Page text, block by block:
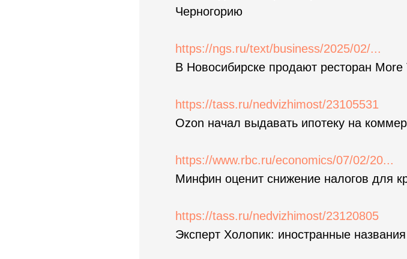
Черногорию
https://ngs.ru/text/business/2025/02/...
В Новосибирске продают ресторан
https://tass.ru/nedvizhimost/23105531
Ozon начал выдавать ипотеку на
https://www.rbc.ru/economics/07/02/20...
Минфин оценит снижение налогов для
https://tass.ru/nedvizhimost/23120805
Эксперт Холопик: иностранные